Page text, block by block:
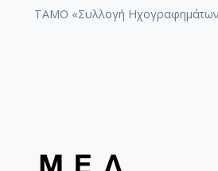
ΤΑΜΟ «Συλλογή Ηχογραφημάτων